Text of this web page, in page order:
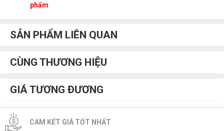
phẩm
SẢN PHẨM LIÊN QUAN
CÙNG THƯƠNG HIỆU
GIÁ TƯƠNG ĐƯƠNG
CAM KẾT GIÁ TỐT NHẤT